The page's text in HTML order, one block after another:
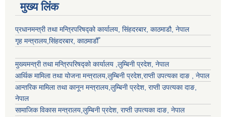
मुख्य लिंक
प्रधानमन्त्री तथा मन्त्रिपरिषद्को कार्यालय, सिंहदरबार, काठमाडौ, नेपाल
गृह मन्त्रालय,सिंहदरबार, काठमाडौँ
मुख्यमन्त्री तथा मन्त्रिपरिषद्को कार्यालय ,लुम्बिनी प्रदेश, नेपाल
आर्थिक मामिला तथा योजना मन्त्रालय,लुम्बिनी प्रदेश,राप्ती उपत्यका दाङ , नेपाल
आन्तरिक मामिला तथा कानून मन्त्रालय,लुम्बिनी प्रदेश, राप्ती उपत्यका दाङ,
नेपाल
सामाजिक विकास मन्त्रालय,लुम्बिनी प्रदेश, राप्ती उपत्यका दाङ, नेपाल